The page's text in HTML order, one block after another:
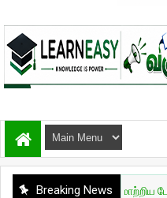
Breaking News
🔥 உலகை மாற்றிய போர்க்கலை